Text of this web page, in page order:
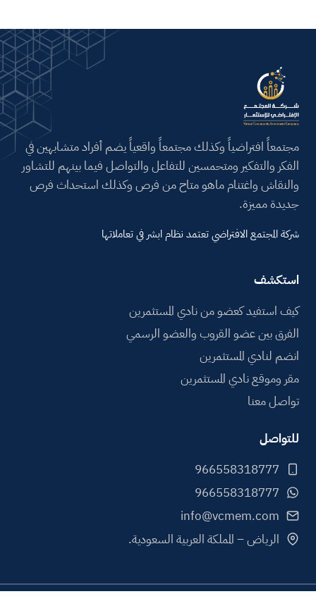
مجتمعاً افتراضياً وكذلك مجتمعاً واقعياً يضم أفراد متشابهين في
الفكر والتفكير ومتحمسين للتفاعل والتواصل فيما بينهم للتشاور
والنقاش واغتنام ماهو متاح من فرص وكذلك استحداث فرص
جديدة مميزة.
شركة المجتمع الافتراضي تعتمد نظام ابشر في تعاملاتها
استكشف
كيف استفيد كعضو من نادي المستثمرين
الفرق بين عضو القروب والعضو الرسمي
انضم لنادي المستثمرين
مقر وموقع نادي المستثمرين
تواصل معنا
للتواصل
info@vcmem.com
الرياض – المملكة العربية السعودية.